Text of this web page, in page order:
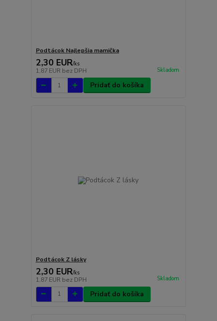
Podtácok Najlepšia mamička
2,30 EUR/ks
1,87 EUR bez DPH Skladom
Pridať do košíka
Podtácok Z lásky
2,30 EUR/ks
1,87 EUR bez DPH Skladom
Pridať do košíka